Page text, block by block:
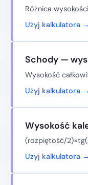
Różnica
Użyj kalkulatora →
Schody —
Wysokość
Użyj kalkulatora →
Wysokość
(rozpiętość/
Użyj kalkulatora →